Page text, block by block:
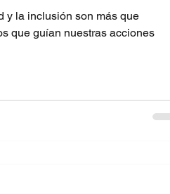
y la inclusión son más que
que guían nuestras acciones